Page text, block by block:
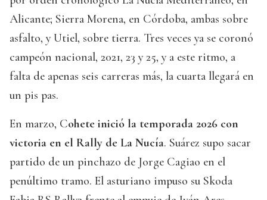
Alicante; Sierra Morena, en Córdoba, ambas sobre
asfalto, y Utiel, sobre tierra. Tres veces ya se coronó
campeón nacional, 2021, 23 y 25, y a este ritmo, a
falta de apenas seis carreras más, la cuarta llegará en
un pis pas.
En marzo, Cohete inició la temporada 2026 con
victoria en el Rally de La Nucía. Suárez supo sacar
partido de un pinchazo de Jorge Cagiao en el
penúltimo tramo. El asturiano impuso su Skoda